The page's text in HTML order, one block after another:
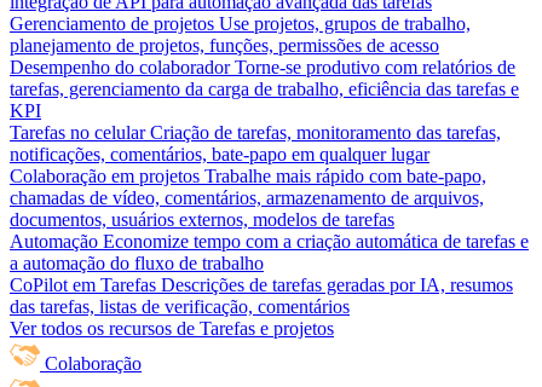
Gerenciamento de projetos Use projetos, grupos de trabalho,
planejamento de projetos, funções, permissões de acesso
Desempenho do colaborador Torne-se produtivo com relatórios de
tarefas, gerenciamento da carga de trabalho, eficiência das tarefas e
KPI
Tarefas no celular Criação de tarefas, monitoramento das tarefas,
notificações, comentários, bate-papo em qualquer lugar
Colaboração em projetos Trabalhe mais rápido com bate-papo,
chamadas de vídeo, comentários, armazenamento de arquivos,
documentos, usuários externos, modelos de tarefas
Automação Economize tempo com a criação automática de tarefas e
a automação do fluxo de trabalho
CoPilot em Tarefas Descrições de tarefas geradas por IA, resumos
das tarefas, listas de verificação, comentários
Ver todos os recursos de Tarefas e projetos
Colaboração